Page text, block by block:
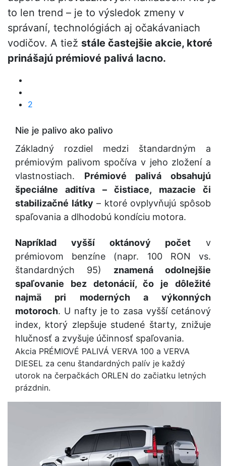
to len trend – je to výsledok zmeny v
správaní, technológiách aj očakávaniach
vodičov. A tiež stále častejšie akcie, ktoré
prinášajú prémiové palivá lacno.
2
Nie je palivo ako palivo
Základný rozdiel medzi štandardným a
prémiovým palivom spočíva v jeho zložení a
vlastnostiach. Prémiové palivá obsahujú
špeciálne aditíva – čistiace, mazacie či
stabilizačné látky – ktoré ovplyvňujú spôsob
spaľovania a dlhodobú kondíciu motora.
Napríklad vyšší oktánový počet v
prémiovom benzíne (napr. 100 RON vs.
štandardných 95) znamená odolnejšie
spaľovanie bez detonácií, čo je dôležité
najmä pri moderných a výkonných
motoroch. U nafty je to zasa vyšší cetánový
index, ktorý zlepšuje studené štarty, znižuje
hlučnosť a zvyšuje účinnosť spaľovania.
Akcia PRÉMIOVÉ PALIVÁ VERVA 100 a VERVA
DIESEL za cenu štandardných palív je každý
utorok na čerpačkách ORLEN do začiatku letných
prázdnin.